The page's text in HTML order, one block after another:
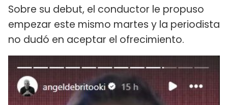
Sobre su debut, el conductor le propuso
empezar este mismo martes y la periodista
no dudó en aceptar el ofrecimiento.